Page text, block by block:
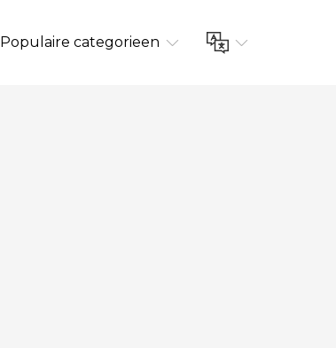
Populaire categorieen